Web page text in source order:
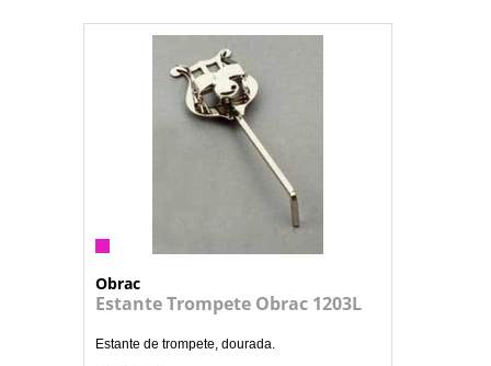
Obrac
Estante Trompete Obrac 1203L
Estante de trompete, dourada.